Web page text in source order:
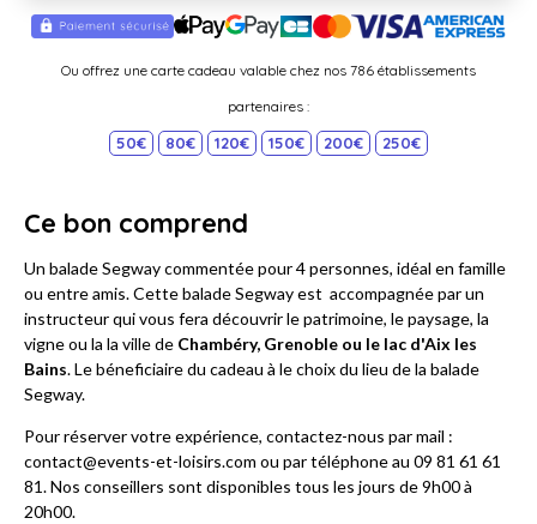
Ou offrez une carte cadeau valable chez nos 786 établissements
partenaires :
50€ 80€ 120€ 150€ 200€ 250€
Ce bon comprend
Un balade Segway commentée pour 4 personnes, idéal en famille
ou entre amis. Cette balade Segway est accompagnée par un
instructeur qui vous fera découvrir le patrimoine, le paysage, la
vigne ou la la ville de Chambéry, Grenoble ou le lac d'Aix les
Bains. Le béneficiaire du cadeau à le choix du lieu de la balade
Segway.
Pour réserver votre expérience, contactez-nous par mail :
contact@events-et-loisirs.com ou par téléphone au 09 81 61 61
81. Nos conseillers sont disponibles tous les jours de 9h00 à
20h00.